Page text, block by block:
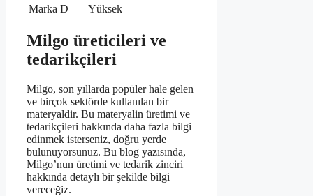
Marka D
Yüksek
Milgo üreticileri ve
tedarikçileri
Milgo, son yıllarda popüler hale gelen
ve birçok sektörde kullanılan bir
materyaldir. Bu materyalin üretimi ve
tedarikçileri hakkında daha fazla bilgi
edinmek isterseniz, doğru yerde
bulunuyorsunuz. Bu blog yazısında,
Milgo’nun üretimi ve tedarik zinciri
hakkında detaylı bir şekilde bilgi
vereceğiz.